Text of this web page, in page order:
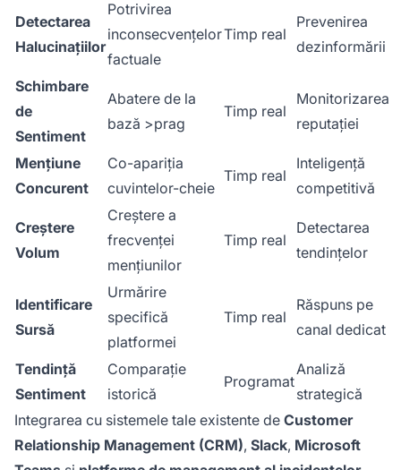
Detectarea
Halucinațiilor
Potrivirea
inconsecvențelor
factuale
Timp real
Prevenirea
dezinformării
Schimbare
de
Sentiment
Abatere de la
bază >prag
Timp real
Monitorizarea
reputației
Mențiune
Concurent
Co-apariția
cuvintelor-cheie
Timp real
Inteligență
competitivă
Creștere
Volum
Creștere a
frecvenței
mențiunilor
Timp real
Detectarea
tendințelor
Identificare
Sursă
Urmărire
specifică
platformei
Timp real
Răspuns pe
canal dedicat
Tendință
Sentiment
Comparație
istorică
Programat
Analiză
strategică
Integrarea cu sistemele tale existente de Customer
Relationship Management (CRM), Slack, Microsoft